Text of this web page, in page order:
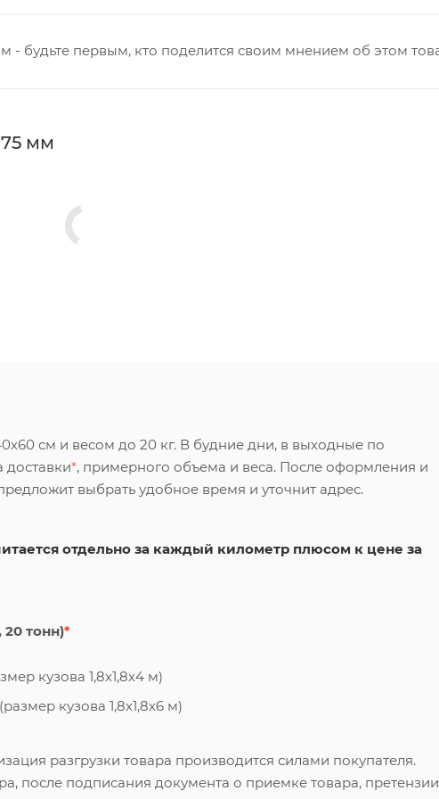
- будьте первым, кто поделится своим мнением об этом
мм
см и весом до 20 кг. В будние дни, в выходные по
доставки*, примерного объема и веса. После оформления и
выбрать удобное время и уточнит адрес.
отдельно за каждый километр плюсом к цене за
тонн)*
кузова 1,8х1,8х4 м)
кузова 1,8х1,8х6 м)
разгрузки товара производится силами покупателя.
после подписания документа о приемке товара,